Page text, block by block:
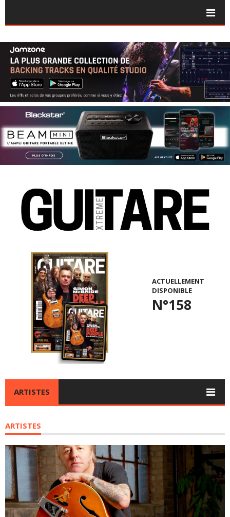
ACTUELLEMENT
DISPONIBLE
N°158
ARTISTES
ARTISTES